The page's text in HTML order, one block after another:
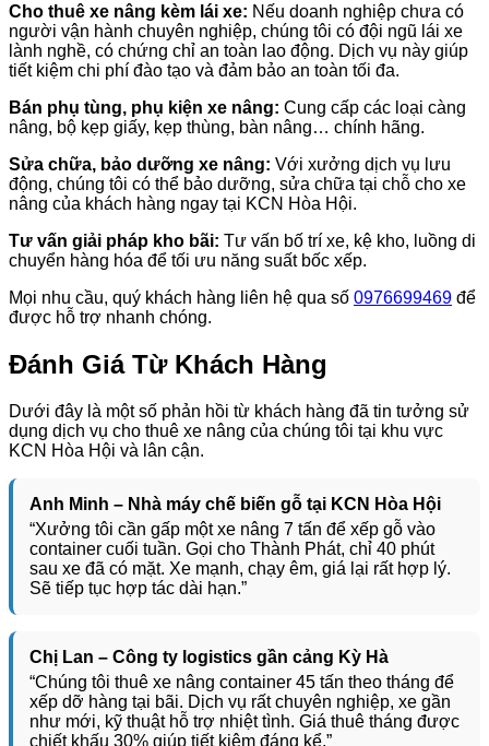
Cho thuê xe nâng kèm lái xe: Nếu doanh nghiệp chưa có
người vận hành chuyên nghiệp, chúng tôi có đội ngũ lái xe
lành nghề, có chứng chỉ an toàn lao động. Dịch vụ này giúp
tiết kiệm chi phí đào tạo và đảm bảo an toàn tối đa.
Bán phụ tùng, phụ kiện xe nâng: Cung cấp các loại càng
nâng, bộ kẹp giấy, kẹp thùng, bàn nâng… chính hãng.
Sửa chữa, bảo dưỡng xe nâng: Với xưởng dịch vụ lưu
động, chúng tôi có thể bảo dưỡng, sửa chữa tại chỗ cho xe
nâng của khách hàng ngay tại KCN Hòa Hội.
Tư vấn giải pháp kho bãi: Tư vấn bố trí xe, kệ kho, luồng di
chuyển hàng hóa để tối ưu năng suất bốc xếp.
Mọi nhu cầu, quý khách hàng liên hệ qua số 0976699469 để
được hỗ trợ nhanh chóng.
Đánh Giá Từ Khách Hàng
Dưới đây là một số phản hồi từ khách hàng đã tin tưởng sử
dụng dịch vụ cho thuê xe nâng của chúng tôi tại khu vực
KCN Hòa Hội và lân cận.
Anh Minh – Nhà máy chế biến gỗ tại KCN Hòa Hội
“Xưởng tôi cần gấp một xe nâng 7 tấn để xếp gỗ vào
container cuối tuần. Gọi cho Thành Phát, chỉ 40 phút
sau xe đã có mặt. Xe mạnh, chạy êm, giá lại rất hợp lý.
Sẽ tiếp tục hợp tác dài hạn.”
Chị Lan – Công ty logistics gần cảng Kỳ Hà
“Chúng tôi thuê xe nâng container 45 tấn theo tháng để
xếp dỡ hàng tại bãi. Dịch vụ rất chuyên nghiệp, xe gần
như mới, kỹ thuật hỗ trợ nhiệt tình. Giá thuê tháng được
chiết khấu 30% giúp tiết kiệm đáng kể.”